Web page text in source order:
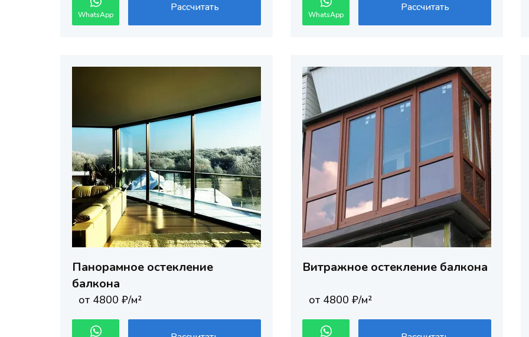
WhatsApp
Рассчитать
WhatsApp
Рассчитать
Панорамное остекление
балкона
от 4800 ₽/м²
Витражное остекление балкона
от 4800 ₽/м²